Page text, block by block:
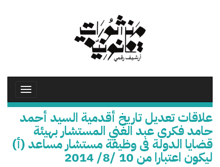
Toggle
علاقات تعديل تاريخ أقدمية السيد أحمد
حامد فكرى عبد الغني المستشار بهيئة
قضايا الدولة فى وظيفة مستشار مساعد (أ)
ليكون اعتبارا من 10 /8/ 2014